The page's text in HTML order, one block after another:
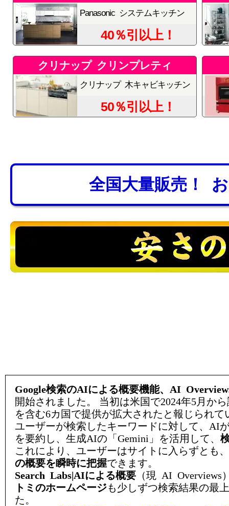
Panasonic システムキッチン
40％引以上！
クリナップ クリンプレティ
クリナップ 木キャビキッチン
50％引以上！
全国大量販売！
Google検索のAIによる概要機能、AI
開始されました。 当初は米国で2024年5月か
を含む6カ国で提供が拡大されたと報じられて
ユーザーが検索したキーワードに対して、AI
を要約し、生成AIの「Gemini」を活用して、
これにより、ユーザーはサイトに入らずとも、
の概要を瞬時に把握できます。
Search Labs|AIによる概要 （現 AI Overviews
トミのホームページも少しずつ検索結果の最
た。